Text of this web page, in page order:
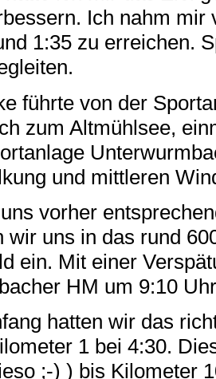
Ich nahm
1:35 zu erreichen.
führte von der
zum Altmühlsee,
und mittleren
vorher
wir uns in das rund
ein. Mit einer
HM um 9:10
hatten wir das
1 bei 4:30.
;-) ) bis Kilometer